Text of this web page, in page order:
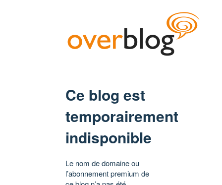
Ce blog est
temporairement
indisponible
Le nom de domaine ou
l’abonnement premium de